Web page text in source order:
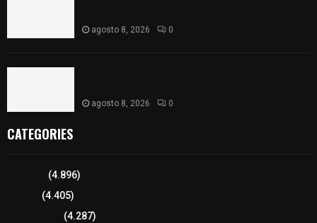
agosto 8, 2026 0
agosto 8, 2026 0
CATEGORIES
(4.896)
(4.405)
(4.287)